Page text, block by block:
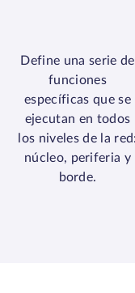
Define una serie de
funciones
específicas que se
ejecutan en todos
los niveles de la
núcleo, periferia y
borde.